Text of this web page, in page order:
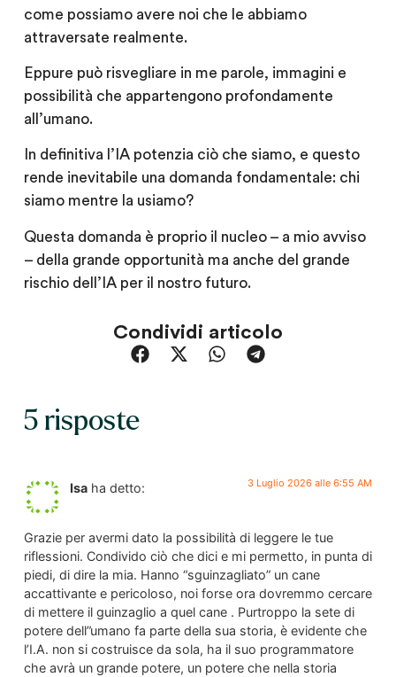
come possiamo avere noi che le abbiamo
attraversate realmente.
Eppure può risvegliare in me parole, immagini e
possibilità che appartengono profondamente
all’umano.
In definitiva l’IA potenzia ciò che siamo, e questo
rende inevitabile una domanda fondamentale: chi
siamo mentre la usiamo?
Questa domanda è proprio il nucleo – a mio avviso
– della grande opportunità ma anche del grande
rischio dell’IA per il nostro futuro.
Condividi articolo
5 risposte
Isa ha detto: 3 Luglio 2026 alle 6:55 AM
Grazie per avermi dato la possibilità di leggere le tue
riflessioni. Condivido ciò che dici e mi permetto, in punta di
piedi, di dire la mia. Hanno “sguinzagliato” un cane
accattivante e pericoloso, noi forse ora dovremmo cercare
di mettere il guinzaglio a quel cane . Purtroppo la sete di
potere dell”umano fa parte della sua storia, è evidente che
l’I.A. non si costruisce da sola, ha il suo programmatore
che avrà un grande potere, un potere che nella storia